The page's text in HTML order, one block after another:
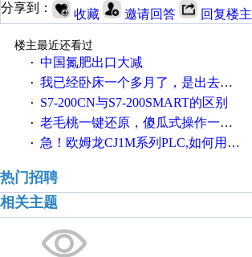
分享到：
收藏 邀请回答 回复楼主
楼主最近还看过
· 中国氮肥出口大减
· 我已经卧床一个多月了，是出去安装机械手在高速遭遇车祸所致:大家工作都要特别注意啊
· S7-200CN与S7-200SMART的区别
· 老毛桃一键还原，傻瓜式操作一键轻松备份还原；程序为向导式安装，一键即可实现自动备份或还原系统。
· 急！欧姆龙CJ1M系列PLC,如何用时间控制变频器。要求时间在组态王中可以自由输入！拜托各位大神了！
热门招聘
相关主题